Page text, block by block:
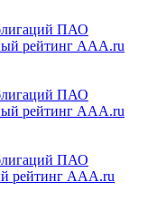
ПАО
рейтинг AAA.ru
ПАО
рейтинг AAA.ru
ПАО
рейтинг AAA.ru